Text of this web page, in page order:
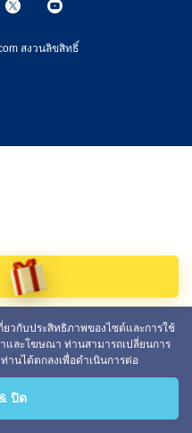
สงวนลิขสิทธิ์
ยวกับประสิทธิภาพของไซต์และการใช้
และโฆษณา ท่านสามารถเปลี่ยนการ
านได้ตกลงเพื่อดำเนินการต่อ
ปิด